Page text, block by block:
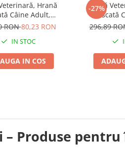
Hrană
Câine Adult,
Intestinal, Talie
RON80,23 RON
IN STOC
IN COS
-27%
Dietă
Uscată
296,89
– Produse